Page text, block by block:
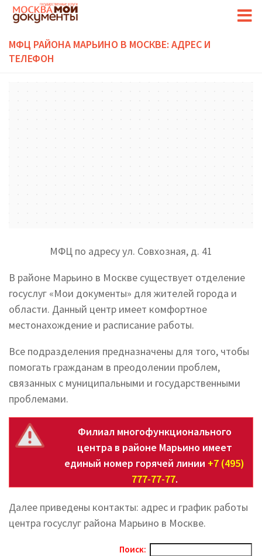
МФЦ РАЙОНА МАРЬИНО В МОСКВЕ: АДРЕС И
ТЕЛЕФОН
МФЦ по адресу ул. Совхозная, д. 41
В районе Марьино в Москве существует отделение
госуслуг «Мои документы» для жителей города и
области. Данный центр имеет комфортное
местонахождение и расписание работы.
Все подразделения предназначены для того, чтобы
помогать гражданам в преодолении проблем,
связанных с муниципальными и государственными
проблемами.
Филиал многофункционального
центра в районе Марьино имеет
единый номер горячей линии +7 (495)
777-77-77.
Далее приведены контакты: адрес и график работы
центра госуслуг района Марьино в Москве.
Поиск: